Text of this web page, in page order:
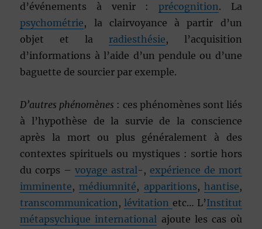
d’événements à venir : précognition. La
psychométrie, la clairvoyance à partir d’un
objet et la radiesthésie, l’acquisition
d’informations à l’aide d’un pendule ou d’une
baguette de sourcier par exemple.
D’autres phénomènes : ces phénomènes sont liés
à l’hypothèse de la survie de la conscience
après la mort ou plus généralement à des
contextes spirituels ou mystiques : sortie hors
du corps –voyage astral-, expérience de mort
imminente,médiumnité, apparitions, hantise,
transcommunication,lévitation etc… L’Institut
métapsychique international ajoute les cas où